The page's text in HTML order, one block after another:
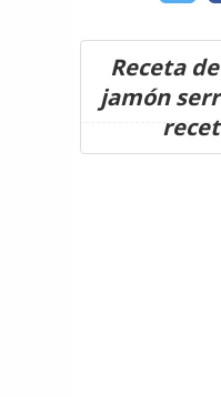
Receta
jamón